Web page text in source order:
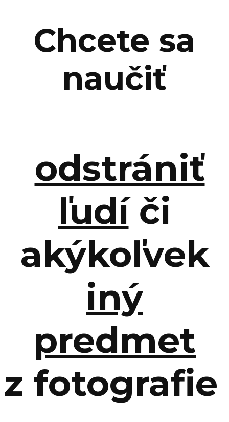
Chcete sa
naučiť
odstrániť
ľudíči
akýkoľvek
iný
predmet
z fotografie